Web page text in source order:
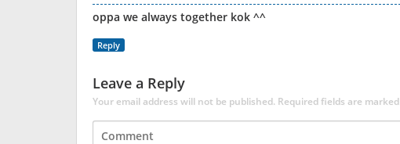
oppa we always together kok ^^
Reply
Leave a Reply
Your email address will not be published. Required fields are marked